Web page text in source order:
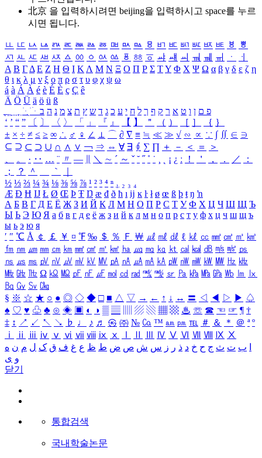
北京 을 입력하시려면 beijing을 입력하시고 space를 누르
시면 됩니다.
ㅥ ㅦ ㅧ ㅨ ㅩ ㅪ ㅫ ㅬ ㅭ ㅮ ㅯ ㅰ ㅱ ㅲ ㅳ ㅴ ㅵ ㅶ ㅷ ㅸ
ㅹ
ㅺ ㅻ ㅼ ㅽ ㅾ ㅿ ㆀ ㆁ ㆂ ㆃ ㆄ ㆅ ㆆ ㆇ ㆈ ㆉ ㆊ ㆋ ㆌ ㆍ
ㆎ
Α Β ΓΔ Ε Ζ Η Θ Ι ΚΛ Μ Ν Ξ Ο Π Ρ Σ ΤΥ Φ Χ Ψ Ω α β γ δ ε ζ η
θ ι κ λ μ ν ξ ο π ρ σ τ υ φ χ ψ ω
á à Á À é è É È ç Ç ê
Ä Ö Ü ä ö ü ß
ִֶֹ ֻּ ׁׂ פ ם ן ו ט א ר ק ף ך ל ח י ע כ ג ד ש ץ ת צ מ נ ה ב
‘ ’ “ ” 〔 〕 〈 〉 「 」 『 』 【 】 ＂ （ ） ［ ］ ｛ ｝
± × ÷ ≠ ≤ ≥ ∞ ∴ ♂ ♀ ∠ ⊥ ⌒ ∂ ∇ ≡ ≒ ≪ ≫ √ ∽ ∝ ∵ ∫ ∬ ∈ ∋
⊆ ⊇ ⊂ ⊃ ∪ ∩ ∧ ∨ ￢ ⇒ ⇔ ∀ ∃ ∮ ∑ ∏ ＋ － ＜ ＝
＞
、
。 · ‥ … ¨ 〃 ― ＼ ∼ ´ ～ ˇ ˘ ˝ ˚ ˙ ¸ ¡ ¿ ː ！ ＇ ， ． ／
：
；
？ ＾ ｀
½ ⅓ ⅔ ¼ ¾ ⅛ ⅜ ⅝ ⅞ ¹ ² ³ ⁴ ⁿ ₁ ₂ ₃ ₄
Æ Ð Ħ Ĳ Ł Ø Œ Þ Ŧ Ŋ æ đ ð ħ ı ĳ ĸ ŀ ł ø œ ß þ ŧ ŋ ŉ
А Б В Г Д Е Ё Ж З И Й К Л М Н О П Р С Т У Ф Х Ц Ч Ш Щ Ъ
Ы Ь Э Ю Я а б в г д е ё ж з и й к л м н о п р с т у ф х ц ч ш щ ъ
ы ь э ю я
′ ″ ℃ Å ￠ ￡ ￥ ¤ ℉ ‰ ＄ ％ Ｆ ￦ ㎕ ㎖ ㎗ ℓ ㎘ ㏄ ㎣ ㎤ ㎥ ㎦
㎙ ㎚ ㎛ ㎜ ㎝ ㎞ ㎟ ㎠ ㎡ ㎢ ㏊ ㎍ ㎎ ㎏ ㏏ ㎈ ㎉ ㏈ ㎧ ㎨ ㎰
㎱ ㎲ ㎳ ㎴ ㎵ ㎶ ㎷ ㎸ ㎹ ㎀ ㎁ ㎂ ㎃ ㎄ ㎺ ㎻ ㎽ ㎾ ㎿ ㎐ ㎑
㎒ ㎓ ㎔ Ω ㏀ ㏁ ㎊ ㎋ ㎌ ㏖ ㏅ ㎭ ㎮ ㎯ ㏛ ㎩ ㎪ ㎫ ㎬ ㏝ ㏐
㏓
㏃ ㏉ ㏜ ㏆
§ ※ ☆ ★ ○ ● ◎ ◇ ◆ □ ■ △ ▽ → ← ↑ ↓ ↔ 〓 ◁ ◀ ▷ ▶ ♤
♠ ♡ ♥ ♧ ♣ ⊙ ◈ ▣ ◐ ◑ ▒ ▤ ▨ ▧ ▦ ▩ ♨ ☏ ☎ ☜ ☞ ¶ †
‡ ↕ ↗ ↙ ↖ ↘ ♭ ♩ ♪ ♬ ㉿ ㈜ № ㏇ ™ ㏂ ㏘ ℡ ＃ ＆ ＊ ＠ ª º
ⅰ
ⅱ ⅲ ⅳ ⅴ ⅵ ⅶ ⅷ ⅸ ⅹ Ⅳ Ⅴ Ⅵ Ⅶ Ⅷ Ⅸ Ⅹ
ب ت ث ج ح خ د ذ ر ز س ش ص ض ط ظ ع غ ف ق ک ل م ن ه
و ی
닫기
통합검색
국내학술논문